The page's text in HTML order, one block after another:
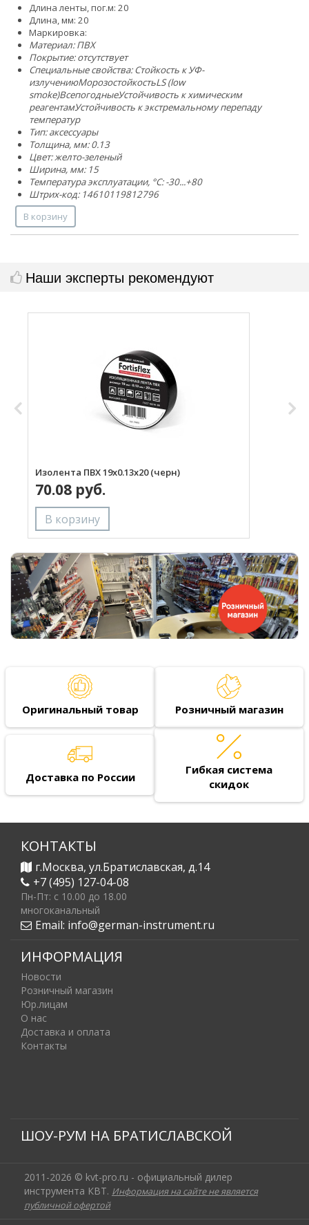
Длина ленты, пог.м: 20
Длина, мм: 20
Маркировка:
Материал: ПВХ
Покрытие: отсутствует
Специальные свойства:Стойкость к УФ-
излучениюМорозостойкостьLS (low
smoke)ВсепогодныеУстойчивость к химическим
реагентамУстойчивость к экстремальному перепаду
температур
Тип: аксессуары
Толщина, мм: 0.13
Цвет: желто-зеленый
Ширина, мм: 15
Температура эксплуатации, °C: -30...+80
Штрих-код: 14610119812796
В корзину
Наши эксперты рекомендуют
Изолента ПВХ 19х0.13x20 (черн)
70.08 руб.
Оригинальный товар Розничный магазин
Доставка по России
Гибкая система
скидок
КОНТАКТЫ
г.Москва, ул.Братиславская, д.14
+7 (495) 127-04-08
Пн-Пт: c 10.00 до 18.00
многоканальный
Email: info@german-instrument.ru
ИНФОРМАЦИЯ
Новости
Розничный магазин
Юр.лицам
О нас
Доставка и оплата
Контакты
ШОУ-РУМ НА БРАТИСЛАВСКОЙ
2011-2026 © kvt-pro.ru - официальный дилер
инструмента КВТ. Информация на сайте не является
публичной офертой